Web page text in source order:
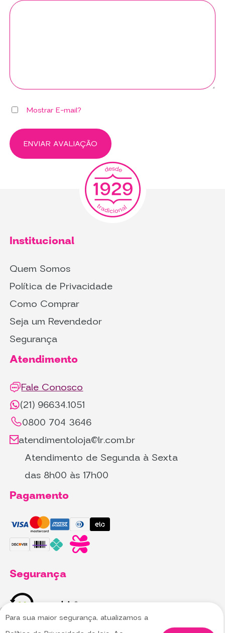
Utilizamos cookies para oferecer melhor
Utilizamos cookies para oferecer melhor
Para sua maior segurança, atualizamos a
Mostrar E-mail?
ENVIAR AVALIAÇÃO
Institucional
Quem Somos
Política de Privacidade
Como Comprar
Seja um Revendedor
Segurança
Atendimento
Fale Conosco
(21) 96634.1051
0800 704 3646
atendimentoloja@lr.com.br
Atendimento de Segunda à Sexta
das 8h00 às 17h00
Pagamento
Segurança